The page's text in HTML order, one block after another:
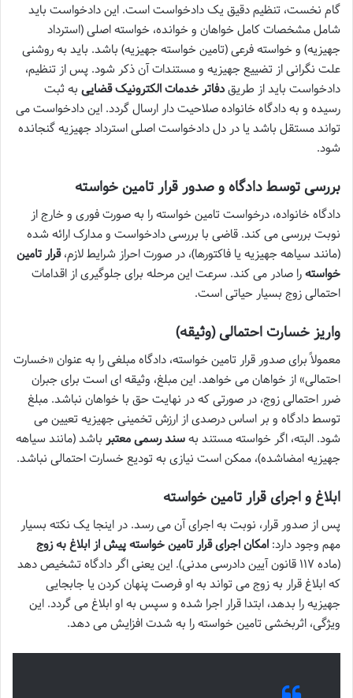
گام نخست، تنظیم دقیق یک دادخواست است. این دادخواست باید
شامل مشخصات کامل خواهان و خوانده، خواسته اصلی (استرداد
جهیزیه) و خواسته فرعی (تامین خواسته جهیزیه) باشد. باید به روشنی
علت نگرانی از تضییع جهیزیه و مستندات آن ذکر شود. پس از تنظیم،
دادخواست باید از طریقدفاتر خدمات الکترونیک قضایی به ثبت
رسیده و به دادگاه خانواده صلاحیت دار ارسال گردد. این دادخواست می
تواند مستقل باشد یا در دل دادخواست اصلی استرداد جهیزیه گنجانده
شود.
بررسی توسط دادگاه و صدور قرار تامین خواسته
دادگاه خانواده، درخواست تامین خواسته را به صورت فوری و خارج از
نوبت بررسی می کند. قاضی با بررسی دادخواست و مدارک ارائه شده
(مانند سیاهه جهیزیه یا فاکتورها)، در صورت احراز شرایط لازم،قرار تامین
خواستهرا صادر می کند. سرعت این مرحله برای جلوگیری از اقدامات
احتمالی زوج بسیار حیاتی است.
واریز خسارت احتمالی (وثیقه)
معمولاً برای صدور قرار تامین خواسته، دادگاه مبلغی را به عنوان «خسارت
احتمالی» از خواهان می خواهد. این مبلغ، وثیقه ای است برای جبران
ضرر احتمالی زوج، در صورتی که در نهایت حق با خواهان نباشد. مبلغ
توسط دادگاه و بر اساس درصدی از ارزش تخمینی جهیزیه تعیین می
شود. البته، اگر خواسته مستند بهسند رسمی معتبر باشد (مانند سیاهه
جهیزیه امضاشده)، ممکن است نیازی به تودیع خسارت احتمالی نباشد.
ابلاغ و اجرای قرار تامین خواسته
پس از صدور قرار، نوبت به اجرای آن می رسد. در اینجا یک نکته بسیار
مهم وجود دارد: امکان اجرای قرار تامین خواسته پیش از ابلاغ به زوج
(ماده ۱۱۷ قانون آیین دادرسی مدنی). این یعنی اگر دادگاه تشخیص دهد
که ابلاغ قرار به زوج می تواند به او فرصت پنهان کردن یا جابجایی
جهیزیه را بدهد، ابتدا قرار اجرا شده و سپس به او ابلاغ می گردد. این
ویژگی، اثربخشی تامین خواسته را به شدت افزایش می دهد.